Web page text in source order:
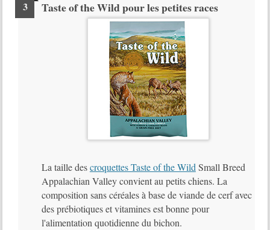
Taste of the Wild pour les petites races
La taille descroquettes Taste of the Wild Small Breed
Appalachian Valley convient au petits chiens. La
composition sans céréales à base de viande de cerf avec
des prébiotiques et vitamines est bonne pour
l'alimentation quotidienne du bichon.